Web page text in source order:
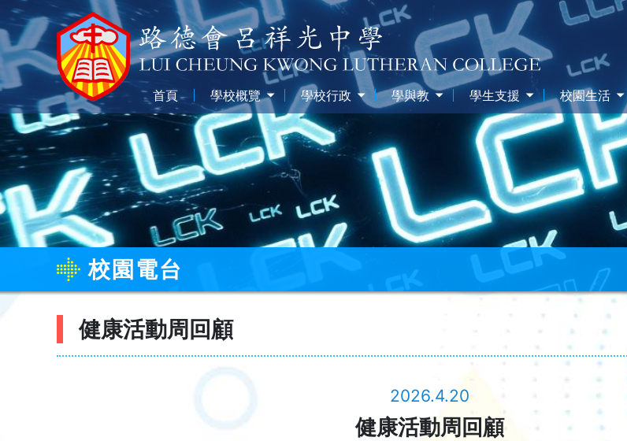
首頁 學校概覽 學校行政 學與教 學生支援 校園生活
校園電台
健康活動周回顧
2026.4.20
健康活動周回顧